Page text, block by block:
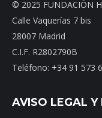
© 2025 FUNDACIÓN
Calle Vaquerías 7 bis
28007 Madrid
C.I.F. R2802790B
Teléfono: +34 91 573
AVISO LEGAL